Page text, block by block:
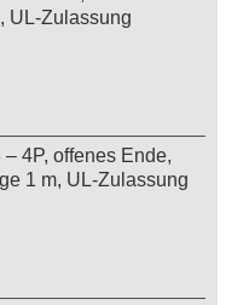
UL-Zulassung
4P, offenes Ende,
1 m, UL-Zulassung